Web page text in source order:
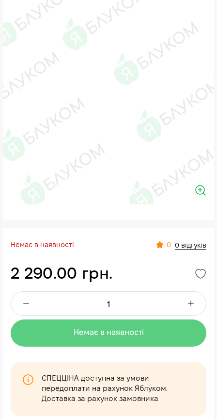
Немає в наявності 0 0 відгуків
2 290.00 грн.
Немає в наявності
СПЕЦЦІНА доступна за умови
передоплати на рахунок Яблуком.
Доставка за рахунок замовника